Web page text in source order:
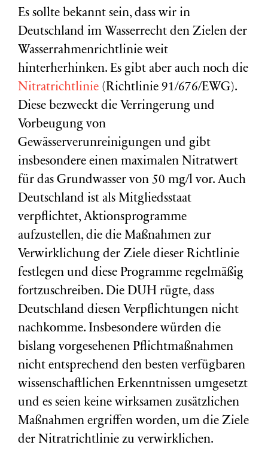
Es sollte bekannt sein, dass wir in
Deutschland im Wasserrecht den Zielen der
Wasserrahmenrichtlinie weit
hinterherhinken. Es gibt aber auch noch die
Nitratrichtlinie (Richtlinie 91/676/EWG).
Diese bezweckt die Verringerung und
Vorbeugung von
Gewässerverunreinigungen und gibt
insbesondere einen maximalen Nitratwert
für das Grundwasser von 50 mg/l vor. Auch
Deutschland ist als Mitgliedsstaat
verpflichtet, Aktionsprogramme
aufzustellen, die die Maßnahmen zur
Verwirklichung der Ziele dieser Richtlinie
festlegen und diese Programme regelmäßig
fortzuschreiben. Die DUH rügte, dass
Deutschland diesen Verpflichtungen nicht
nachkomme. Insbesondere würden die
bislang vorgesehenen Pflichtmaßnahmen
nicht entsprechend den besten verfügbaren
wissenschaftlichen Erkenntnissen umgesetzt
und es seien keine wirksamen zusätzlichen
Maßnahmen ergriffen worden, um die Ziele
der Nitratrichtlinie zu verwirklichen.